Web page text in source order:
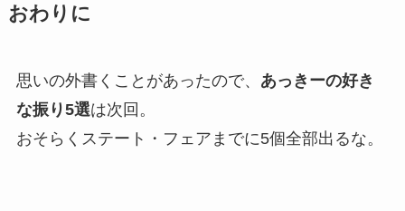
おわりに
思いの外書くことがあったので、 あっきーの好き
な振り5選は次回。
おそらくステート・フェアまでに5個全部出るな。